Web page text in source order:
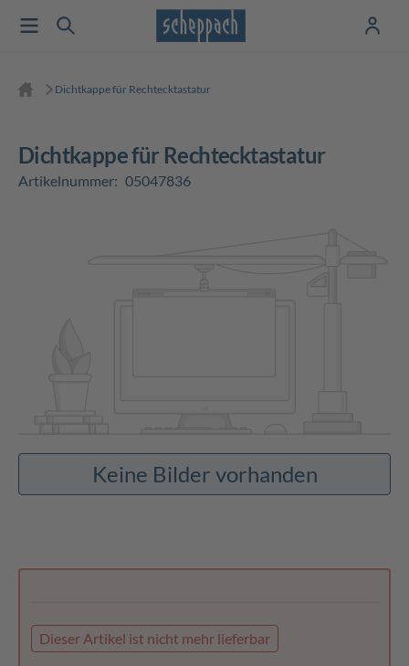
Dichtkappe für Rechtecktastatur
Dichtkappe für Rechtecktastatur
Artikelnummer: 05047836
Keine Bilder vorhanden
Dieser Artikel ist nicht mehr lieferbar